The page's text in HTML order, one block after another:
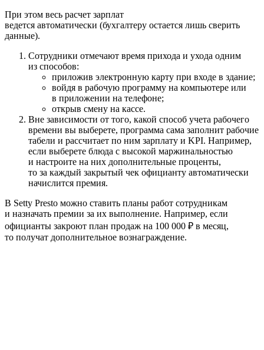
При этом весь расчет зарплат
ведется автоматически (бухгалтеру остается лишь сверить
данные).
Сотрудники отмечают время прихода и ухода одним
из способов:
приложив электронную карту при входе в здание;
войдя в рабочую программу на компьютере или
в приложении на телефоне;
открыв смену на кассе.
Вне зависимости от того, какой способ учета рабочего
времени вы выберете, программа сама заполнит рабочие
табели и рассчитает по ним зарплату и KPI. Например,
если выберете блюда с высокой маржинальностью
и настроите на них дополнительные проценты,
то за каждый закрытый чек официанту автоматически
начислится премия.
В Setty Presto можно ставить планы работ сотрудникам
и назначать премии за их выполнение. Например, если
официанты закроют план продаж на 100 000 ₽ в месяц,
то получат дополнительное вознаграждение.